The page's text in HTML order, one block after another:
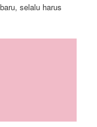
selalu harus